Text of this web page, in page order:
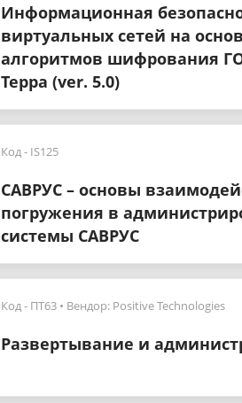
Информационная
виртуальных сетей на
алгоритмов шифрования
Терра (ver. 5.0)
Код - IS125
САВРУС – основы
погружения в
системы САВРУС
Код - ПТ63 Вендор: Positive Technologies
Развертывание и